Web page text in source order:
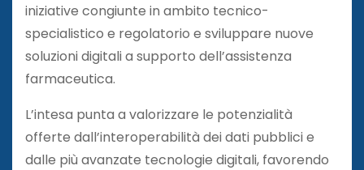
iniziative congiunte in ambito tecnico-
specialistico e regolatorio e sviluppare nuove
soluzioni digitali a supporto dell’assistenza
farmaceutica.
L’intesa punta a valorizzare le potenzialità
offerte dall’interoperabilità dei dati pubblici e
dalle più avanzate tecnologie digitali, favorendo